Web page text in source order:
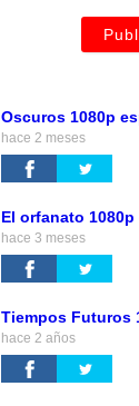
Oscuros 1080p
hace 2 meses
El orfanato
hace 3 meses
Tiempos Futuros
hace 2 años